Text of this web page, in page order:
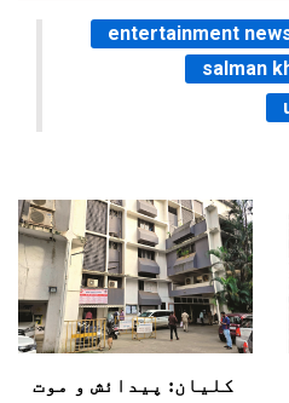
entertainment
salman
کلیان: پیدائش و موت